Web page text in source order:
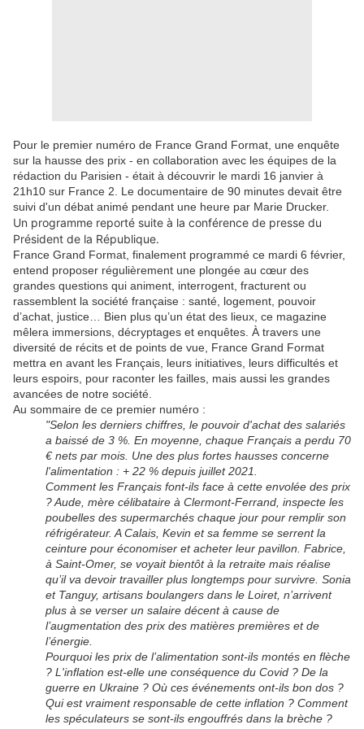
Pour le premier numéro de France Grand Format, une enquête
sur la hausse des prix - en collaboration avec les équipes de la
rédaction du Parisien - était à découvrir le mardi 16 janvier à
21h10 sur France 2. Le documentaire de 90 minutes devait être
suivi d'un débat animé pendant une heure par Marie Drucker.
Un programme reporté suite à la conférence de presse du
Président de la République.
France Grand Format, finalement programmé ce mardi 6 février,
entend proposer régulièrement une plongée au cœur des
grandes questions qui animent, interrogent, fracturent ou
rassemblent la société française : santé, logement, pouvoir
d’achat, justice… Bien plus qu’un état des lieux, ce magazine
mêlera immersions, décryptages et enquêtes. À travers une
diversité de récits et de points de vue, France Grand Format
mettra en avant les Français, leurs initiatives, leurs difficultés et
leurs espoirs, pour raconter les failles, mais aussi les grandes
avancées de notre société.
Au sommaire de ce premier numéro :
"Selon les derniers chiffres, le pouvoir d'achat des salariés
a baissé de 3 %. En moyenne, chaque Français a perdu 70
€ nets par mois. Une des plus fortes hausses concerne
l'alimentation : + 22 % depuis juillet 2021.
Comment les Français font-ils face à cette envolée des prix
? Aude, mère célibataire à Clermont-Ferrand, inspecte les
poubelles des supermarchés chaque jour pour remplir son
réfrigérateur. A Calais, Kevin et sa femme se serrent la
ceinture pour économiser et acheter leur pavillon. Fabrice,
à Saint-Omer, se voyait bientôt à la retraite mais réalise
qu’il va devoir travailler plus longtemps pour survivre. Sonia
et Tanguy, artisans boulangers dans le Loiret, n’arrivent
plus à se verser un salaire décent à cause de
l’augmentation des prix des matières premières et de
l’énergie.
Pourquoi les prix de l’alimentation sont-ils montés en flèche
? L'inflation est-elle une conséquence du Covid ? De la
guerre en Ukraine ? Où ces événements ont-ils bon dos ?
Qui est vraiment responsable de cette inflation ? Comment
les spéculateurs se sont-ils engouffrés dans la brèche ?